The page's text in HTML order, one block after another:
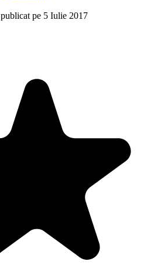
publicat pe 5 Iulie 2017